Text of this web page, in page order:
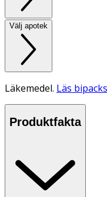
Välj apotek
Läkemedel. Läs
Produktfakta